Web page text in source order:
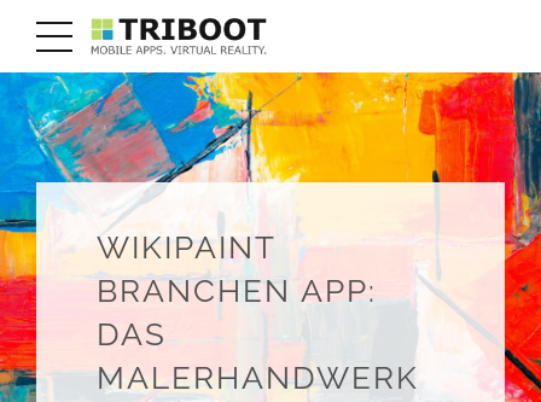
WIKIPAINT
BRANCHEN APP:
DAS
MALERHANDWERK